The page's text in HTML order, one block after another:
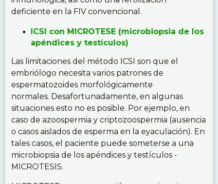
deficiente en la FIV convencional.
ICSI con MICROTESE (microbiopsia de los
apéndices y testículos)
Las limitaciones del método ICSI son que el
embriólogo necesita varios patrones de
espermatozoides morfológicamente
normales. Desafortunadamente, en algunas
situaciones esto no es posible. Por ejemplo, en
caso de azoospermia y criptozoospermia (ausencia
o casos aislados de esperma en la eyaculación). En
tales casos, el paciente puede someterse a una
microbiopsia de los apéndices y testículos -
MICROTESIS.